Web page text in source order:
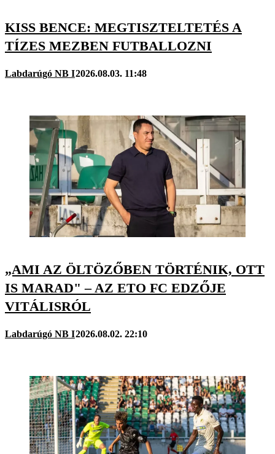
KISS BENCE: MEGTISZTELTETÉS A
TÍZES MEZBEN FUTBALLOZNI
Labdarúgó NB I2026.08.03. 11:48
„AMI AZ ÖLTÖZŐBEN TÖRTÉNIK, OTT
IS MARAD" – AZ ETO FC EDZŐJE
VITÁLISRÓL
Labdarúgó NB I2026.08.02. 22:10